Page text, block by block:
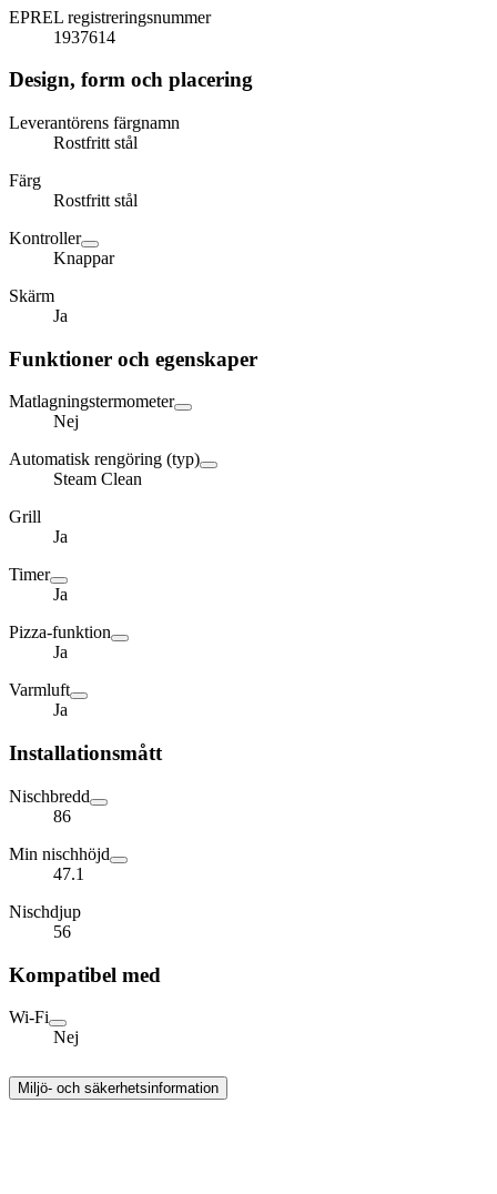
EPREL registreringsnummer
1937614
Design, form och placering
Leverantörens färgnamn
Rostfritt stål
Färg
Rostfritt stål
Kontroller
Knappar
Skärm
Ja
Funktioner och egenskaper
Matlagningstermometer
Nej
Automatisk rengöring (typ)
Steam Clean
Grill
Ja
Timer
Ja
Pizza-funktion
Ja
Varmluft
Ja
Installationsmått
Nischbredd
86
Min nischhöjd
47.1
Nischdjup
56
Kompatibel med
Wi-Fi
Nej
Miljö- och säkerhetsinformation